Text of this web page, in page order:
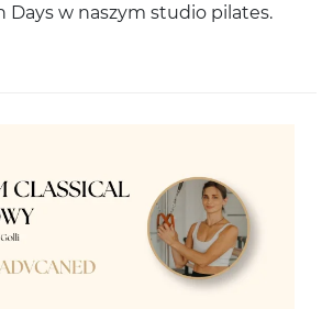
Days w naszym stu­dio pilates.
STUDIO PILATES — 12 – 14